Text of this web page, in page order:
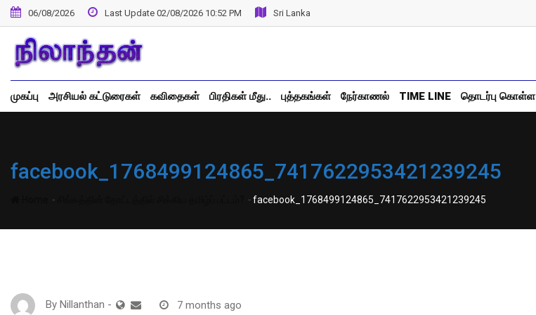
Skip
to
content
06/08/2026 Last Update 02/08/2026 10:52 PM Sri Lanka
முகப்பு அரசியல் கட்டுரைகள் கவிதைகள் பிரதிகள் மீது.. புத்தகங்கள் நேர்காணல் TIME LINE தொடர்பு கொள்ள
facebook_1768499124865_7417622953421239245
- -facebook_1768499124865_7417622953421239245
By Nillanthan - 7 months ago